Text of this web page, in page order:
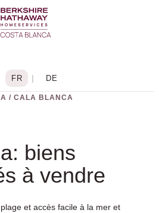
/ CALA BLANCA
biens
à vendre
et accès facile à la mer et